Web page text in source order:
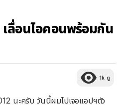
ลื่อนไอคอนพร้อมกัน
1k ดู
นะครับ วันนี้ผมไปเจอแอปฯตัว